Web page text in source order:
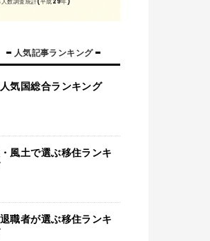
ス
ド
ンダ
ム
グアイ
ェーデン
人数調査統計(平成29年)
人気記事ランキング
気国総合ランキング
風土で選ぶ移住ランキ
職者が選ぶ移住ランキ